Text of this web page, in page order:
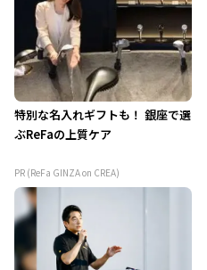
特別な名入れギフトも！ 銀座で選
ぶReFaの上質ケア
PR (ReFa GINZA on CREA)